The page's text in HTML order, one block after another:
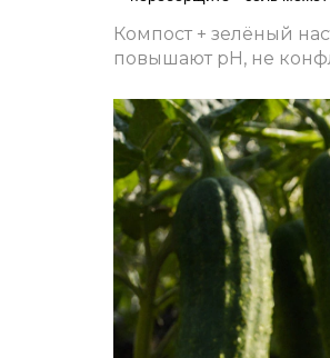
Компост + зелёный
повышают pH, не